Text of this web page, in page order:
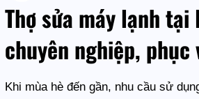
Thợ sửa máy lạnh tại
chuyên nghiệp,
Khi mùa hè đến gần, nhu cầu sử